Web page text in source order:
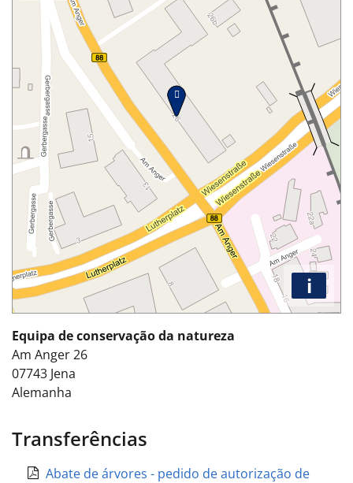
i
Equipa de conservação da natureza
Am Anger 26
07743 Jena
Alemanha
Transferências
Abate de árvores - pedido de autorização de